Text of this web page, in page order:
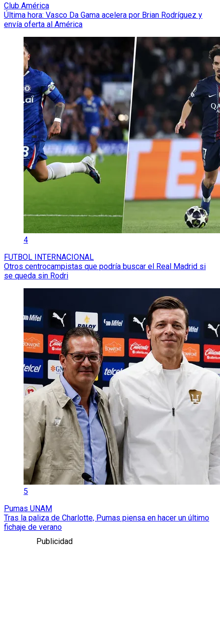
Club América
Última hora: Vasco Da Gama acelera por Brian Rodríguez y
envía oferta al América
4
FUTBOL INTERNACIONAL
Otros centrocampistas que podría buscar el Real Madrid si
se queda sin Rodri
5
Pumas UNAM
Tras la paliza de Charlotte, Pumas piensa en hacer un último
fichaje de verano
Publicidad